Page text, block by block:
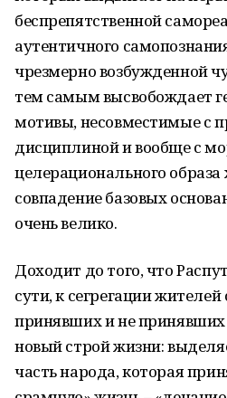
беспрепятственной
аутентичного
чрезмерно возбужденной
тем самым высвобождает
мотивы, несовместимые с
дисциплиной и вообще с
целерационального
совпадение базовых
очень велико.
Доходит до того, что
сути, к сегрегации
принявших и не
новый строй жизни:
часть народа, которая